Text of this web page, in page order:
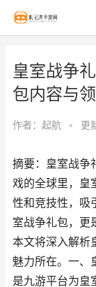
皇室战争
包内容与
作者： 起航 • 更
摘要：皇室战争
戏的全球里，皇
性和竞技性，吸
室战争礼包，更
本文将深入解析
魅力所在。一、
是九游平台为皇